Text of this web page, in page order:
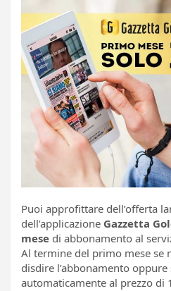
Puoi approfittare dell’offerta
dell’applicazione Gazzetta
mese di abbonamento al
Al termine del primo mese se
disdire l’abbonamento
automaticamente al prezzo di